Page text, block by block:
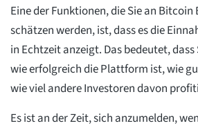
Eine der Funktionen, die Sie an Bitcoin
schätzen werden, ist, dass es die
in Echtzeit anzeigt. Das bedeutet,
wie erfolgreich die Plattform ist, wie
wie viel andere Investoren davon
Es ist an der Zeit, sich anzumelden,